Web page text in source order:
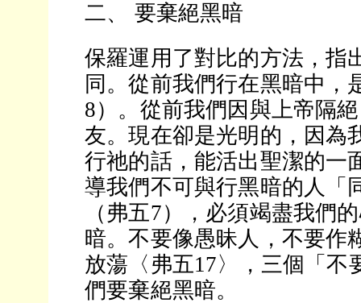
二、 要棄絕黑暗
保羅運用了對比的方法，指
同。從前我們行在黑暗中，
8）。從前我們因與上帝隔
友。現在卻是光明的，因為
行祂的話，能活出聖潔的一
導我們不可與行黑暗的人「
（弗五7），必須竭盡我們
暗。不要像愚昧人，不要作
放蕩〈弗五17〉，三個「不
們要棄絕黑暗。